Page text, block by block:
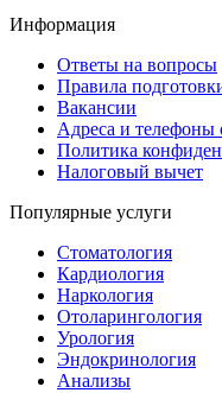
Информация
Ответы на вопросы
Правила
Вакансии
Адреса и телефоны
Политика
Налоговый вычет
Популярные услуги
Стоматология
Кардиология
Наркология
Отоларингология
Урология
Эндокринология
Анализы